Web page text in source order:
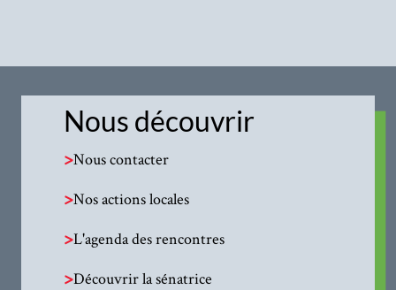
Nous découvrir
>Nous contacter
>Nos actions locales
>L'agenda des rencontres
>Découvrir la sénatrice